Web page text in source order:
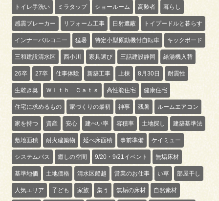
トイレ手洗い ミラタップ ショールーム 高齢者 暮らし
感震ブレーカー リフォーム工事 日射遮蔽 トイプードルと暮らす
インナーバルコニー 猛暑 特定小型原動機付自転車 キックボード
三和建設清水区 西小川 家具選び 三話建設静岡 給湯機入替
26卒 27卒 仕事体験 新築工事 上棟 8月30日 耐震性
生乾き臭 Ｗｉｔｈ Ｃａｔｓ 高性能住宅 健康住宅
住宅に求めるもの 家づくりの最初 神事 残暑 ルームエアコン
家を持つ 資産 安心 建ぺい率 容積率 土地探し 建築基準法
敷地面積 耐火建築物 延べ床面積 事前準備 ケイミュー
システムバス 癒しの空間 9/20・9/21イベント 無垢床材
基準地価 土地価格 清水区船越 営業のお仕事 い草 部屋干し
人気エリア 子ども 家族 集う 無垢の床材 自然素材